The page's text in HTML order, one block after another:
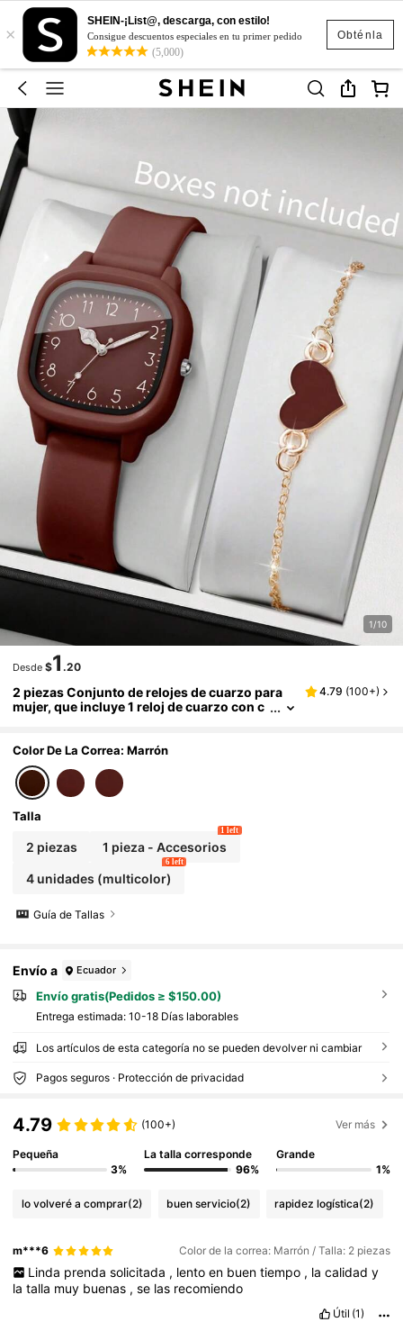
Obténla
×
SHEIN-¡List@, descarga, con estilo!
Consigue descuentos especiales en tu primer pedido
(5,000)
1/10
Desde $1 .20
2 piezas Conjunto de relojes de cuarzo para
mujer, que incluye 1 reloj de cuarzo con c
rada rosa con forma de corazón borgoña
4.79 (100+)
Color De La Correa: Marrón
Talla
2 piezas 1 pieza - Accesorios
1 left
4 unidades (multicolor)
6 left
Guía de Tallas
Envío a Ecuador
Envío gratis(Pedidos ≥ $150.00)
Entrega estimada: 10-18 Días laborables
Los artículos de esta categoría no se pueden devolver ni cambiar
Pagos seguros · Protección de privacidad
4.79 (100+) Ver más
Pequeña
3%
La talla corresponde
96%
Grande
1%
lo volveré a comprar(2) buen servicio(2) rapidez logística(2)
m***6 Color de la correa: Marrón / Talla: 2 piezas
Linda prenda solicitada , lento en buen tiempo , la calidad y
latalla muy buenas ,se las recomiendo
Útil (1)